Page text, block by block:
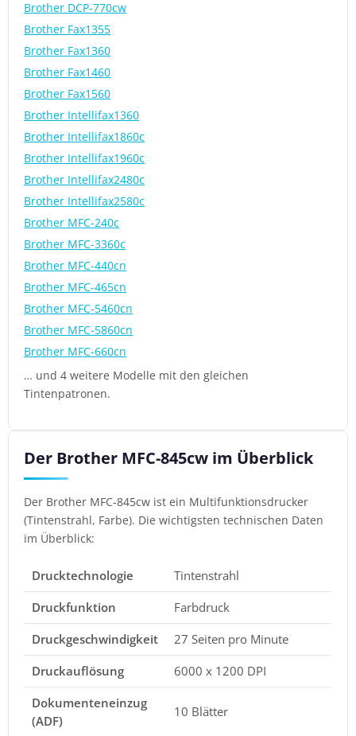
Brother DCP-770cw
Brother Fax1355
Brother Fax1360
Brother Fax1460
Brother Fax1560
Brother Intellifax1360
Brother Intellifax1860c
Brother Intellifax1960c
Brother Intellifax2480c
Brother Intellifax2580c
Brother MFC-240c
Brother MFC-3360c
Brother MFC-440cn
Brother MFC-465cn
Brother MFC-5460cn
Brother MFC-5860cn
Brother MFC-660cn
… und 4 weitere Modelle mit den gleichen
Tintenpatronen.
Der Brother MFC-845cw im Überblick
Der Brother MFC-845cw ist ein Multifunktionsdrucker
(Tintenstrahl, Farbe). Die wichtigsten technischen Daten
im Überblick:
Drucktechnologie
Tintenstrahl
Druckfunktion
Farbdruck
Druckgeschwindigkeit
27 Seiten pro Minute
Druckauflösung
6000 x 1200 DPI
Dokumenteneinzug
(ADF)
10 Blätter